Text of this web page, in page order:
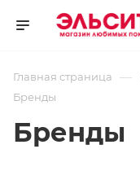
Главная страница —
Бренды
Бренды